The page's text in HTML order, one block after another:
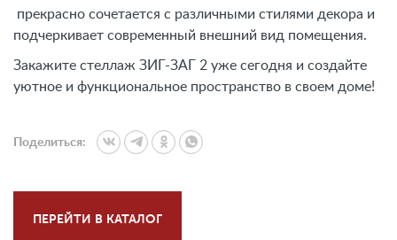
прекрасно сочетается с различными стилями декора и
подчеркивает современный внешний вид помещения.
Закажите стеллаж ЗИГ-ЗАГ 2 уже сегодня и создайте
уютное и функциональное пространство в своем доме!
Поделиться:
ПЕРЕЙТИ В КАТАЛОГ